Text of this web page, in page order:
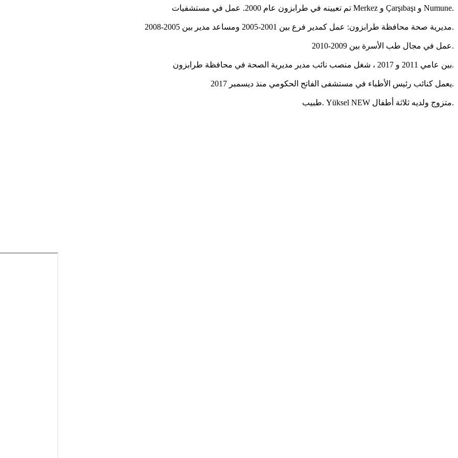
تم تعيينه في طرابزون عام 2000. عمل في مستشفيات Merkez و Çarşıbaşı و Numune.
مديرية صحة محافظة طرابزون: عمل كمدير فرع بين 2001-2005 ومساعد مدير بين 2005-2008.
عمل في مجال طب الأسرة بين 2009-2010.
بين عامي 2011 و 2017 ، شغل منصب نائب مدير مديرية الصحة في محافظة طرابزون.
يعمل كنائب رئيس الأطباء في مستشفى الفاتح الحكومي منذ ديسمبر 2017.
طبيب. Yüksel NEW متزوج ولديه ثلاثة أطفال.